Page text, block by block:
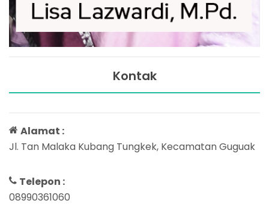
Kontak
Alamat :
Jl. Tan Malaka Kubang Tungkek, Kecamatan Guguak
Telepon :
08990361060